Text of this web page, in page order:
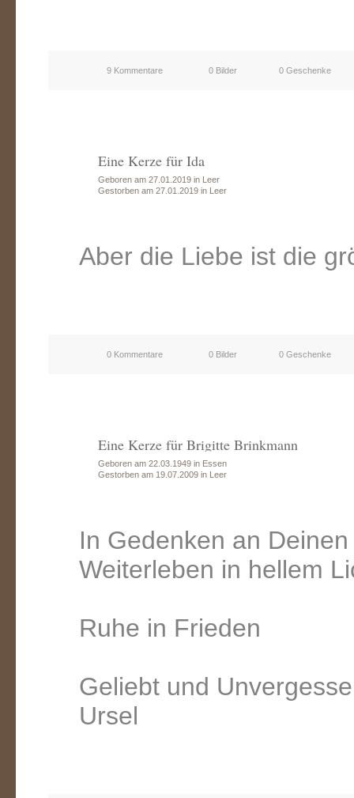
9 Kommentare 0 Bilder 0 Geschenke
Eine Kerze für Ida
Geboren am 27.01.2019 in Leer
Gestorben am 27.01.2019 in Leer
Aber die Liebe ist die
0 Kommentare 0 Bilder 0 Geschenke
Eine Kerze für Brigitte Brinkmann
Geboren am 22.03.1949 in Essen
Gestorben am 19.07.2009 in Leer
In Gedenken an
Weiterleben in hellem
Ruhe in Frieden
Geliebt und
Ursel